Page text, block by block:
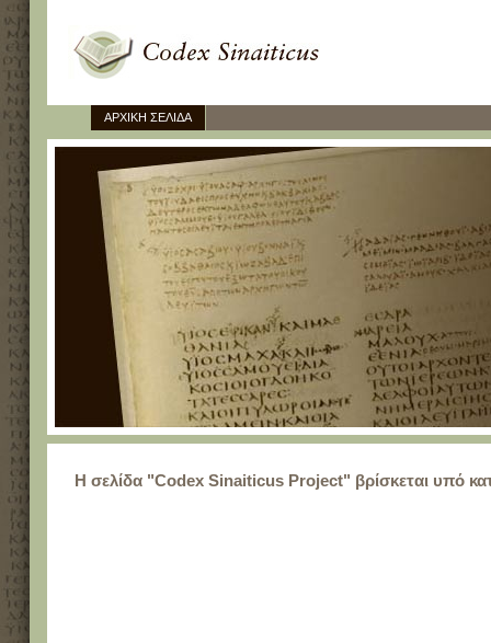
ΑΡΧΙΚΗ ΣΕΛΙΔΑ
Η σελίδα "Codex Sinaiticus Project" βρίσκεται υπό